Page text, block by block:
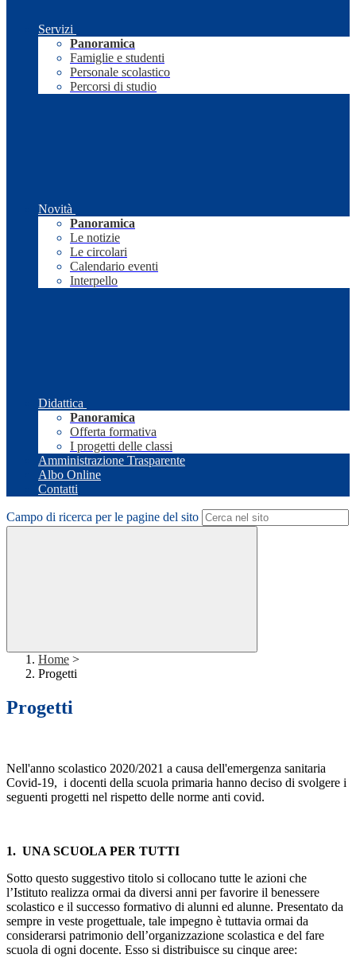
Servizi
Panoramica
Famiglie e studenti
Personale scolastico
Percorsi di studio
Novità
Panoramica
Le notizie
Le circolari
Calendario eventi
Interpello
Didattica
Panoramica
Offerta formativa
I progetti delle classi
Amministrazione Trasparente
Albo Online
Contatti
Campo di ricerca per le pagine del sito
Home >
Progetti
Progetti
Nell'anno scolastico 2020/2021 a causa dell'emergenza sanitaria
Covid-19, i docenti della scuola primaria hanno deciso di svolgere i
seguenti progetti nel rispetto delle norme anti covid.
1. UNA SCUOLA PER TUTTI
Sotto questo suggestivo titolo si collocano tutte le azioni che
l’Istituto realizza ormai da diversi anni per favorire il benessere
scolastico e il successo formativo di alunni ed alunne. Presentato da
sempre in veste progettuale, tale impegno è tuttavia ormai da
considerarsi patrimonio dell’organizzazione scolastica e del fare
scuola di ogni docente. Esso si distribuisce su cinque aree: